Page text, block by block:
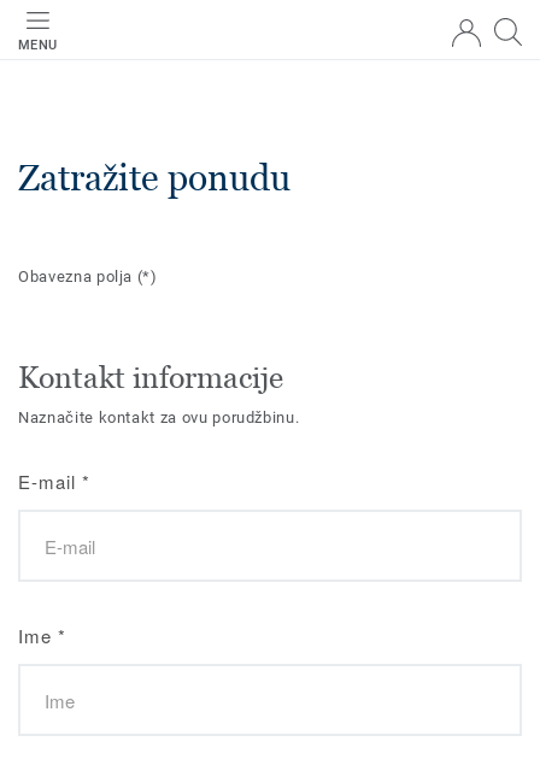
MENU
Zatražite ponudu
Obavezna polja (*)
Kontakt informacije
Naznačite kontakt za ovu porudžbinu.
E-mail *
Ime *